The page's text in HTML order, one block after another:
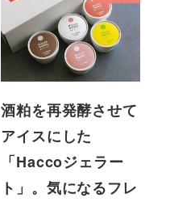
酒粕を再発酵させて
アイスにした
「Haccoジェラー
ト」。気になるフレ